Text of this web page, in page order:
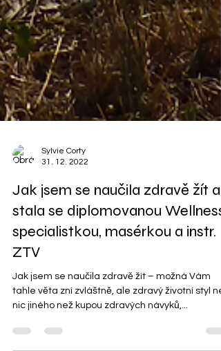
31. 12. 2022
Jak jsem se naučila zdravě žít a
stala se diplomovanou Wellness
specialistkou, masérkou a instr.
ZTV
Jak jsem se naučila zdravě žít – možná Vám
tahle věta zní zvláštně, ale zdravý životní styl
nic jiného než kupou zdravých návyků,...